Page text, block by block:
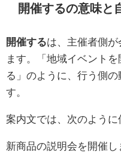
開催するの意味と
開催するは、主催者側
ます。「地域イベント
る」のように、行う側
す。
案内文では、次のように
新商品の説明会を開催し